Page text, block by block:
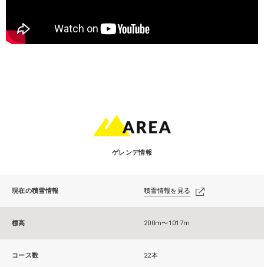
ゲレンデ情報
現在の積雪情報 積雪情報を見る
標高 200m〜1017m
コース数 22本